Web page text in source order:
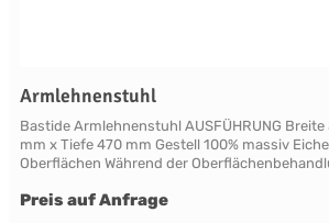
Armlehnenstuhl
Bastide Armlehnenstuhl AUSFÜHRUNG
mm x Tiefe 470 mm Gestell 100% massiv
Oberflächen Während der
angewendet, die den Möbeln ein traditionelles,
Preis auf Anfrage